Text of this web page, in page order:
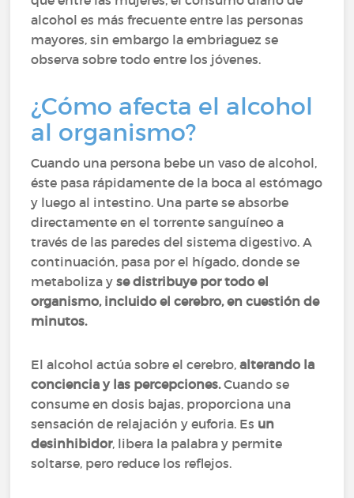
alcohol es más frecuente entre las personas
mayores, sin embargo la embriaguez se
observa sobre todo entre los jóvenes.
¿Cómo afecta el alcohol
al organismo?
Cuando una persona bebe un vaso de alcohol,
éste pasa rápidamente de la boca al estómago
y luego al intestino. Una parte se absorbe
directamente en el torrente sanguíneo a
través de las paredes del sistema digestivo. A
continuación, pasa por el hígado, donde se
metaboliza yse distribuye por todo el
organismo, incluido el cerebro, en cuestión de
minutos.
El alcohol actúa sobre el cerebro,alterando la
conciencia y las percepciones.Cuando se
consume en dosis bajas, proporciona una
sensación de relajación y euforia. Es un
desinhibidor, libera la palabra y permite
soltarse, pero reduce los reflejos.